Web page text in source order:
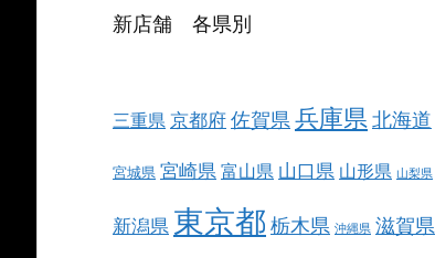
新店舗 各県別
三重県京都府佐賀県 兵庫県北海道
宮城県 宮崎県 富山県 山口県 山形県 山梨県
新潟県 東京都 栃木県 沖縄県 滋賀県